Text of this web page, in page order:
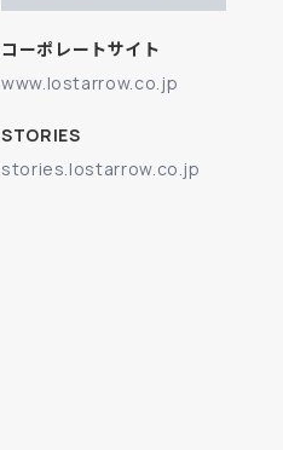
コーポレートサイト
www.lostarrow.co.jp
STORIES
stories.lostarrow.co.jp